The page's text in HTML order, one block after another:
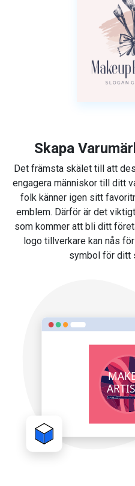
Skapa
Det främsta skälet till att
engagera människor till ditt
folk känner igen sitt
emblem. Därför är det
som kommer att bli ditt
logo tillverkare kan nås
symbol för ditt